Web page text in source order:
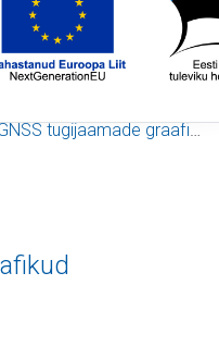
tugijaamade graafikud